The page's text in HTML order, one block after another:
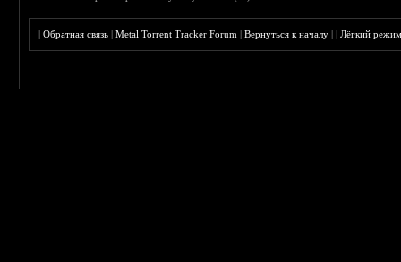
|Обратная связь |Metal Torrent Tracker Forum |Вернуться к началу ||Лёгкий